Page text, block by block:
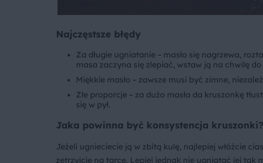
Najczęstsze błędy
Za długie ugniatanie – masło się nagrzewa,
masa zaczyna się zlepiać, wstaw ją na chwilę
Miękkie masło – zawsze musi być zimne,
Złe proporcje – za dużo masła da kruszonkę
się w pył.
Jaka powinna być konsystencja kruszonki?
Jeżeli ugnieciecie ją w zbitą kulę, najlepiej włóżcie
zetrzyjcie na tarce. Lepiej jednak nie ugniatać jej tak